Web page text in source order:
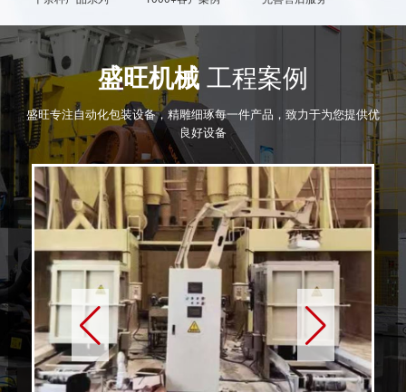
皮带输送机 广西混凝土搅拌站案例
YQ-50-8-10-12型回转式自动包装机 全自动机器人袋装码垛机
盛旺机械工程案例
盛旺专注自动化包装设备，精雕细琢每一件产品，致力于为您提供优
良好设备